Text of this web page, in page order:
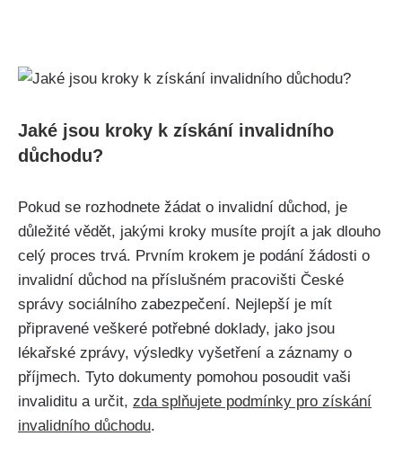
Jaké jsou kroky k získání invalidního
důchodu?
Pokud se rozhodnete žádat o invalidní důchod, je
důležité vědět, jakými kroky musíte projít a jak dlouho
celý proces trvá. Prvním krokem je podání žádosti o
invalidní důchod na příslušném pracovišti České
správy sociálního zabezpečení. Nejlepší je mít
připravené veškeré potřebné doklady, jako jsou
lékařské zprávy, výsledky vyšetření a záznamy o
příjmech. Tyto dokumenty pomohou posoudit vaši
invaliditu a určit, zda splňujete podmínky pro získání
invalidního důchodu.